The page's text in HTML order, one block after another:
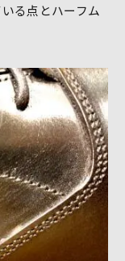
る点とハーフム